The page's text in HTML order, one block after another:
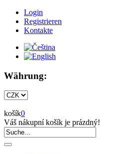
Login
Registrieren
Kontakte
Währung:
košík0
Váš nákupní košík je prázdný!